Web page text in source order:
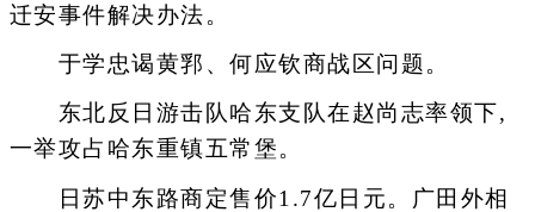
迁安事件解决办法。
于学忠谒黄郛、何应钦商战区问题。
东北反日游击队哈东支队在赵尚志率领下,
一举攻占哈东重镇五常堡。
日苏中东路商定售价1.7亿日元。广田外相